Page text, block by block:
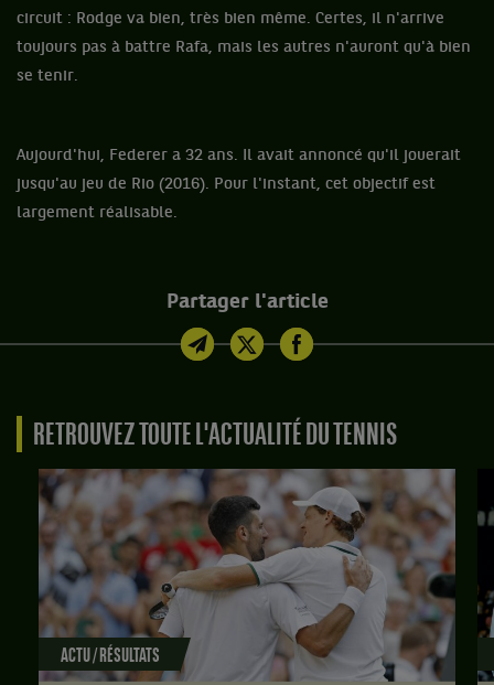
circuit : Rodge va bien, très bien même. Certes, il n'arrive
toujours pas à battre Rafa, mais les autres n'auront qu'à bien
se tenir.
Aujourd'hui, Federer a 32 ans. Il avait annoncé qu'il jouerait
jusqu'au jeu de Rio (2016). Pour l'instant, cet objectif est
largement réalisable.
Partager l'article
RETROUVEZ TOUTE L'ACTUALITÉ DU TENNIS
ACTU / RÉSULTATS